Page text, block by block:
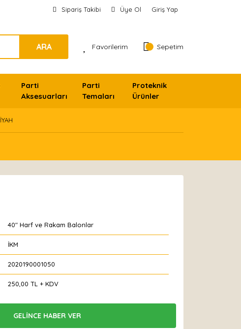
Sipariş Takibi Üye Ol Giriş Yap
ARA Favorilerim Sepetim
Parti
Aksesuarları
Parti
Temaları
Proteknik
Ürünler
40" Harf ve Rakam Balonlar
İKM
2020190001050
250,00 TL + KDV
GELİNCE HABER VER